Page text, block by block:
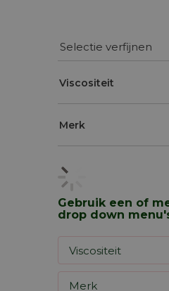
Selectie verfijnen
Viscositeit
Merk
Gebruik een of
drop down